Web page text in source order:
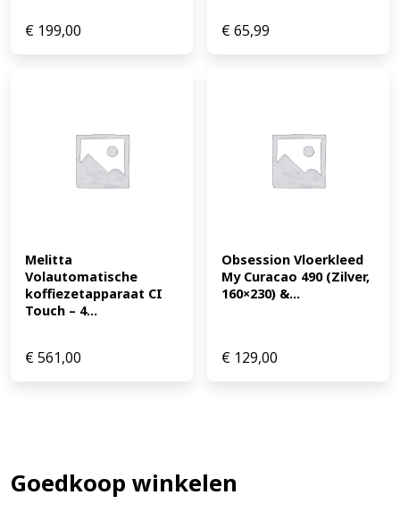
€ 199,00 €65,99
Melitta
Volautomatische
koffiezetapparaat CI
Touch – 4...
€561,00
Obsession Vloerkleed
My Curacao 490 (Zilver,
160×230) &...
€ 129,00
Goedkoop winkelen